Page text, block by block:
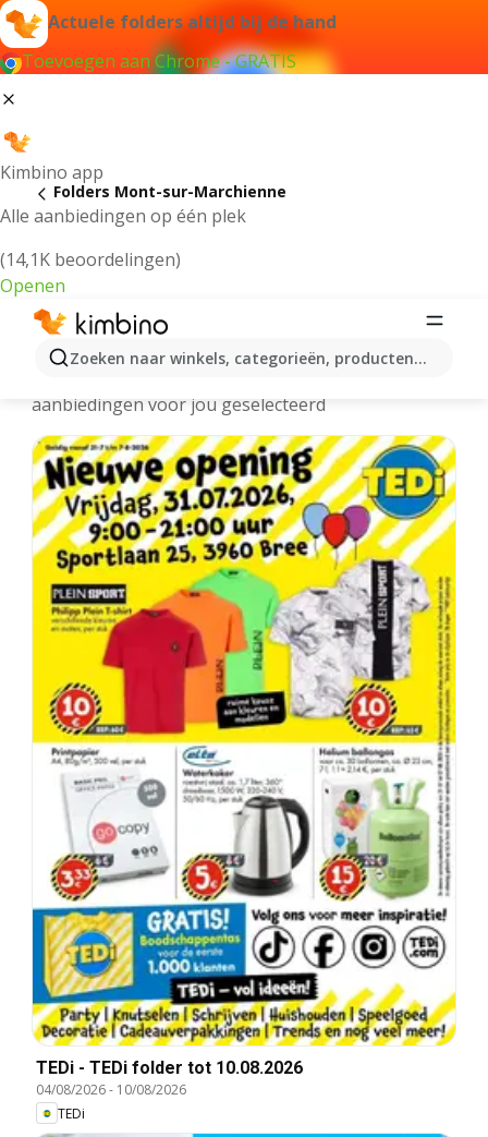
Actuele folders altijd bij de hand
Toevoegen aan Chrome - GRATIS
Kimbino app
Alle aanbiedingen op één plek
(14,1K beoordelingen)
Openen
Zoeken naar winkels, categorieën, producten...
Folders Mont-sur-Marchienne
Mont-sur-Marchienne folders online
aanbiedingen voor jou geselecteerd
TEDi - TEDi folder tot 10.08.2026
04/08/2026- 10/08/2026
TEDi